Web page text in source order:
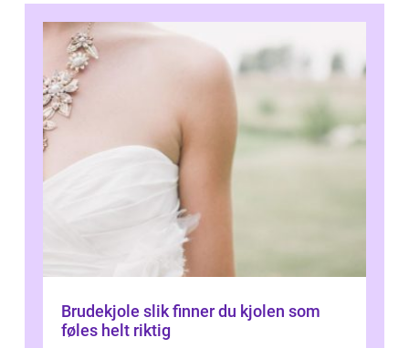
Brudekjole slik finner du kjolen som
føles helt riktig